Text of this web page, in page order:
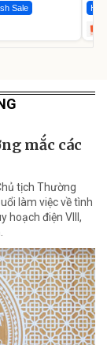
Sale Hot
mắc các
tịch Thường
làm việc về tình
hoạch điện VIII,